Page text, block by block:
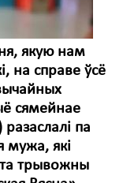
якую нам
на справе ўсё
сямейнае
па
мужа, які
трывожны